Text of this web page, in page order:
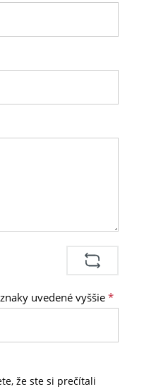
uvedené vyššie *
že ste si prečítali